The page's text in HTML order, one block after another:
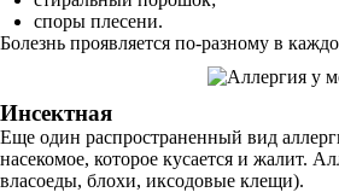
споры плесени.
Болезнь проявляется по-разному в
Инсектная
Еще один распространенный вид
насекомое, которое кусается и жалит.
власоеды, блохи, иксодовые клещи).